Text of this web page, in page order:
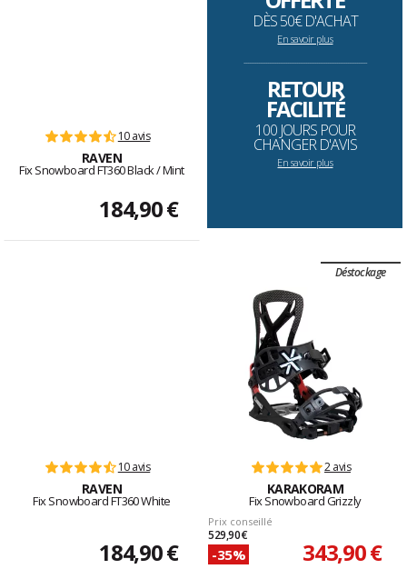
10 avis
RAVEN
Fix Snowboard FT360 Black / Mint
184,90 €
DÈS 50€ D'ACHAT
En savoir plus
--------------------------------------------------------------------
RETOUR
FACILITÉ
100 JOURS POUR
CHANGER D'AVIS
En savoir plus
10 avis
RAVEN
Fix Snowboard FT360 White
184,90 €
Déstockage
2 avis
KARAKORAM
Fix Snowboard Grizzly
Prix conseillé
529,90 €
-35% 343,90 €